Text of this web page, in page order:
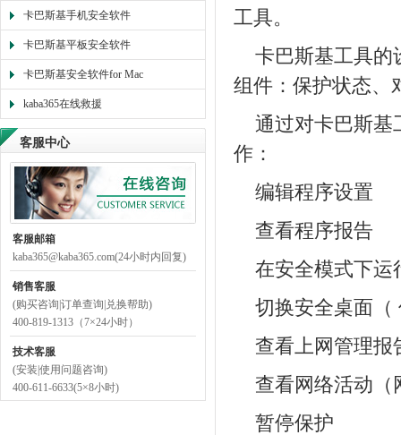
卡巴斯基手机安全软件
卡巴斯基平板安全软件
卡巴斯基安全软件for Mac
kaba365在线救援
客服中心
客服邮箱
kaba365@kaba365.com(24小时内回复)
销售客服
(购买咨询|订单查询|兑换帮助)
400-819-1313（7×24小时）
技术客服
(安装|使用问题咨询)
400-611-6633(5×8小时)
工具。
卡巴斯基工具的
组件：保护状态、
通过对卡巴斯基
作：
编辑程序设置
查看程序报告
在安全模式下运
切换安全桌面（
查看上网管理报
查看网络活动（
暂停保护